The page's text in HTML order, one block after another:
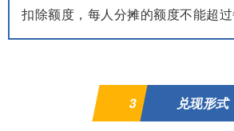
扣除额度，每人分摊的额度不能超过
3 兑现形式